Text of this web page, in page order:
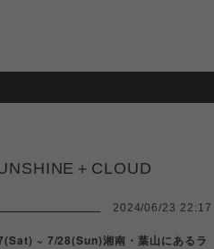
《POP UP EVENT》
＋CLOUD
2024/06/23 22:17
~ 7/28(Sun)湘南・葉山にあるラ